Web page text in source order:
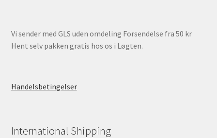
Vi sender med GLS uden omdeling Forsendelse fra 50 kr
Hent selv pakken gratis hos os i Løgten.
Handelsbetingelser
International Shipping